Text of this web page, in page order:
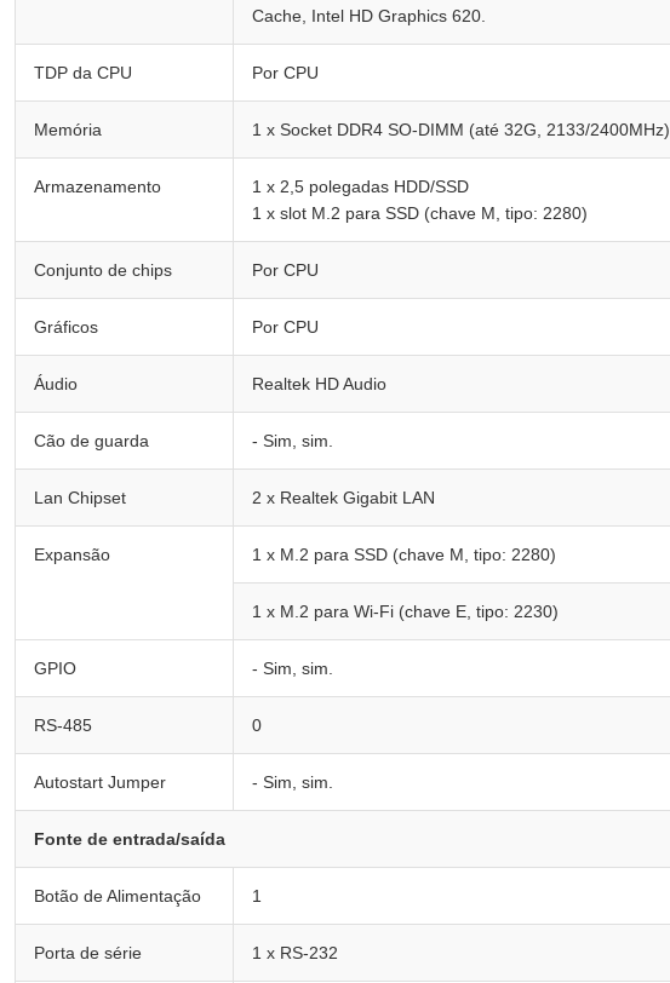
Cache, Intel HD Graphics 620.
TDP da CPU Por CPU
Memória 1 x Socket DDR4 SO-DIMM (até 32G, 2133/2400MHz)
Armazenamento
1 x 2,5 polegadas HDD/SSD
1 x slot M.2 para SSD (chave M, tipo: 2280)
Conjunto de chips Por CPU
Gráficos Por CPU
Áudio Realtek HD Audio
Cão de guarda - Sim, sim.
Lan Chipset 2 x Realtek Gigabit LAN
Expansão 1 x M.2 para SSD (chave M, tipo: 2280)
1 x M.2 para Wi-Fi (chave E, tipo: 2230)
GPIO - Sim, sim.
RS-485 0
Autostart Jumper - Sim, sim.
Fonte de entrada/saída
Botão de Alimentação 1
Porta de série 1 x RS-232